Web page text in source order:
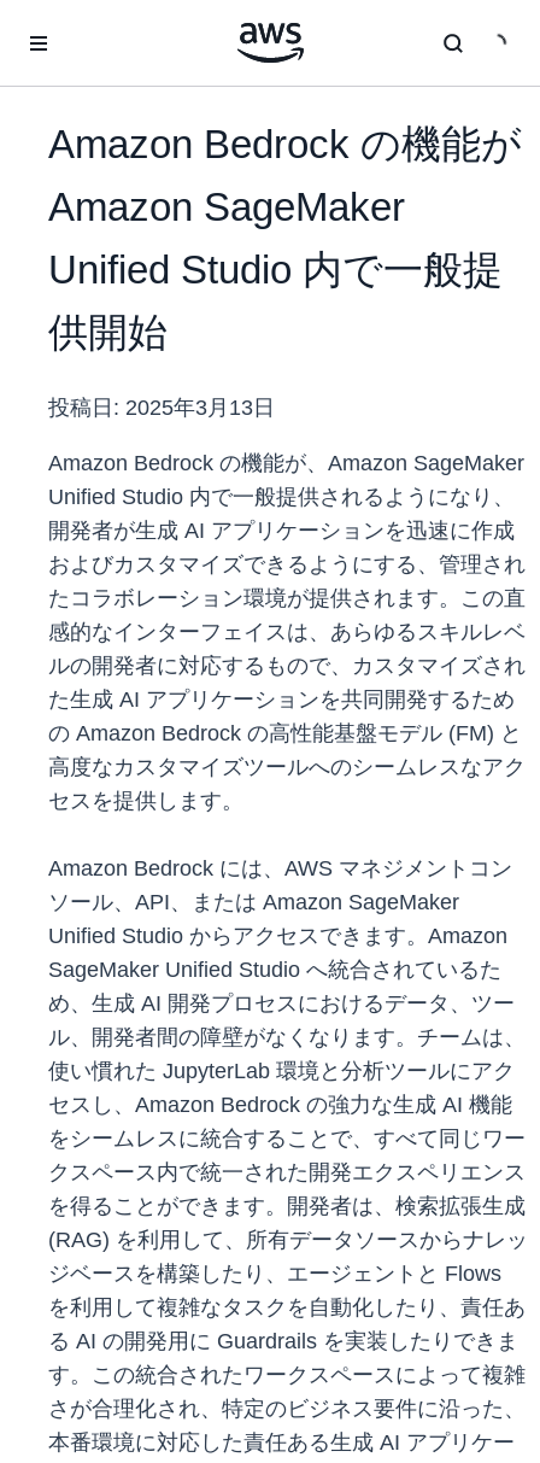
Amazon Bedrock の機能が
Amazon SageMaker
Unified Studio 内で一般提
供開始
投稿日: 2025年3月13日
Amazon Bedrock の機能が、Amazon SageMaker
Unified Studio 内で一般提供されるようになり、
開発者が生成 AI アプリケーションを迅速に作成
およびカスタマイズできるようにする、管理され
たコラボレーション環境が提供されます。この直
感的なインターフェイスは、あらゆるスキルレベ
ルの開発者に対応するもので、カスタマイズされ
た生成 AI アプリケーションを共同開発するため
の Amazon Bedrock の高性能基盤モデル (FM) と
高度なカスタマイズツールへのシームレスなアク
セスを提供します。
Amazon Bedrock には、AWS マネジメントコン
ソール、API、または Amazon SageMaker
Unified Studio からアクセスできます。Amazon
SageMaker Unified Studio へ統合されているた
め、生成 AI 開発プロセスにおけるデータ、ツー
ル、開発者間の障壁がなくなります。チームは、
使い慣れた JupyterLab 環境と分析ツールにアク
セスし、Amazon Bedrock の強力な生成 AI 機能
をシームレスに統合することで、すべて同じワー
クスペース内で統一された開発エクスペリエンス
を得ることができます。開発者は、検索拡張生成
(RAG) を利用して、所有データソースからナレッ
ジベースを構築したり、エージェントと Flows
を利用して複雑なタスクを自動化したり、責任あ
る AI の開発用に Guardrails を実装したりできま
す。この統合されたワークスペースによって複雑
さが合理化され、特定のビジネス要件に沿った、
本番環境に対応した責任ある生成 AI アプリケー